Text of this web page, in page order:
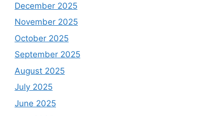
December 2025
November 2025
October 2025
September 2025
August 2025
July 2025
June 2025